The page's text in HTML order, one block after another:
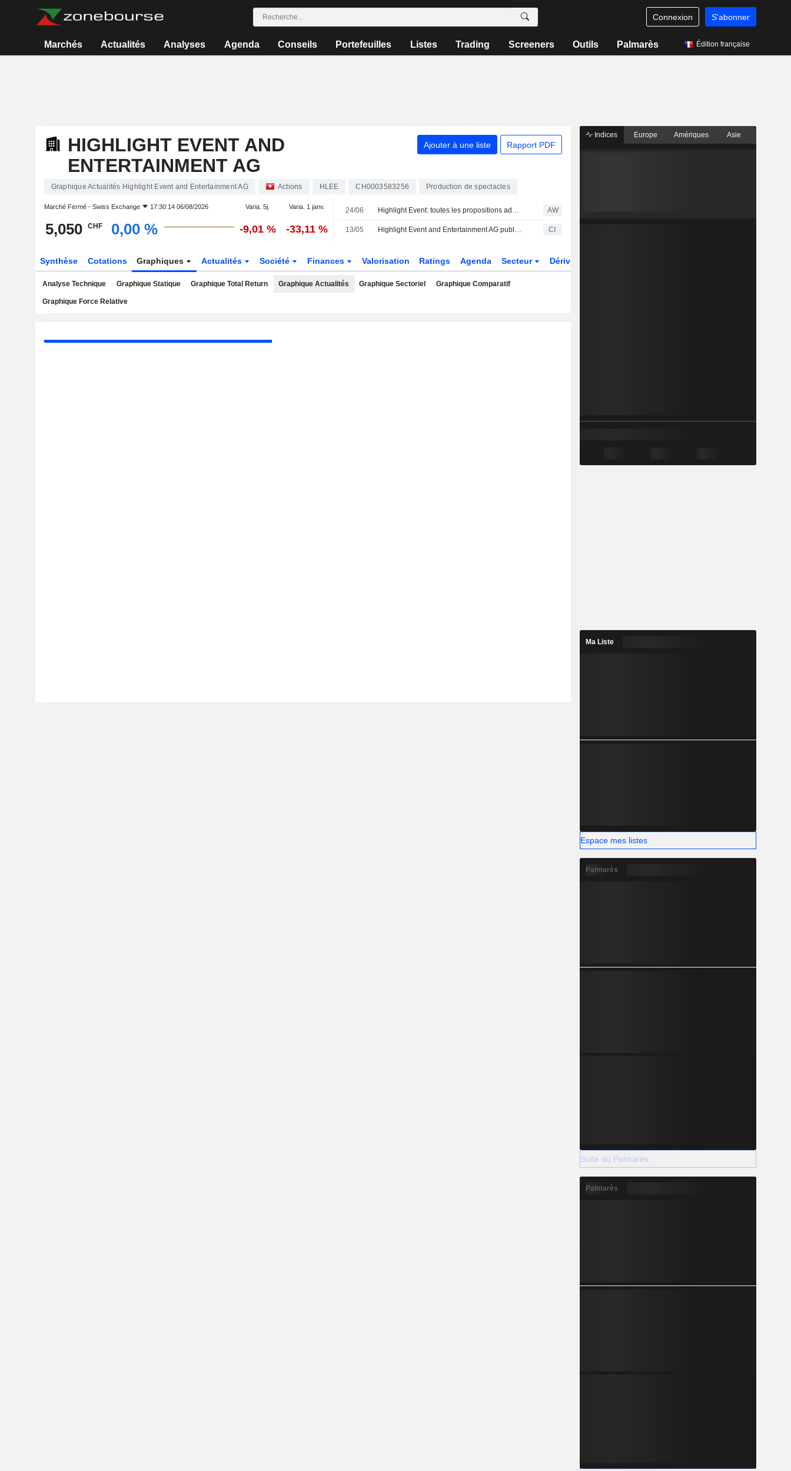
Connexion S'abonner
Marchés Actualités Analyses Agenda Conseils Portefeuilles Listes Trading Screeners Outils Palmarès Édition française
HIGHLIGHT EVENT AND
ENTERTAINMENT AG
Ajouter à une liste Rapport PDF
Graphique Actualités Highlight Event and Entertainment AG Actions HLEE CH0003583256 Production de spectacles
Marché Fermé - Swiss Exchange 17:30:14 06/08/2026 Varia. 5j. Varia. 1 janv.
5,050 CHF 0,00 % -9,01 % -33,11 %
24/06 Highlight Event: toutes les propositions adoptées en assemblée générale AW
13/05 Highlight Event and Entertainment AG publie ses résultats pour l'exercice clos le 31 décembre 2025 CI
Synthèse Cotations Graphiques Actualités Société Finances Valorisation Ratings Agenda Secteur Dérivés
Analyse Technique Graphique Statique Graphique Total Return Graphique Actualités Graphique Sectoriel Graphique Comparatif
Graphique Force Relative
Indices Europe Amériques Asie
Ma Liste
Espace mes listes
Palmarès
Suite du Palmarès
Palmarès